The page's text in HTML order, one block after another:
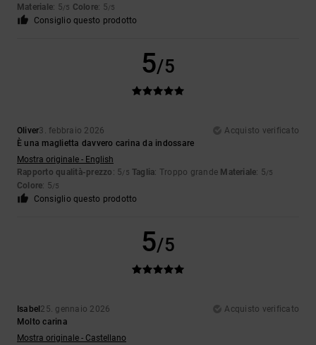
Materiale: 5/5 Colore: 5/5
Consiglio questo prodotto
5/5
Oliver3. febbraio 2026
Acquisto verificato
È una maglietta davvero carina da indossare
Mostra originale - English
Rapporto qualità-prezzo : 5/5 Taglia: Troppo grande Materiale: 5/5
Colore: 5/5
Consiglio questo prodotto
5/5
Isabel 25. gennaio 2026
Acquisto verificato
Molto carina
Mostra originale - Castellano